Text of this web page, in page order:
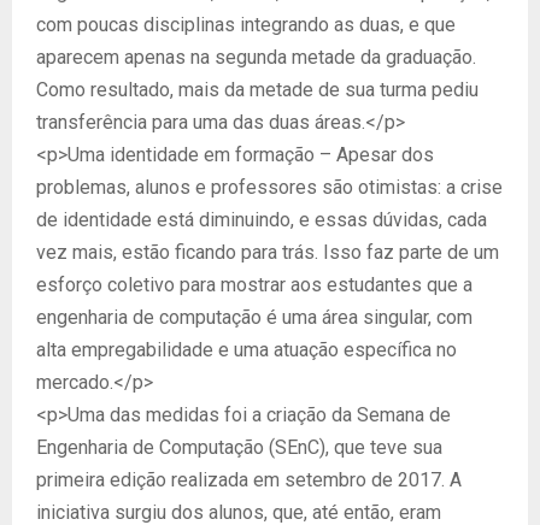
com poucas disciplinas integrando as duas, e que
aparecem apenas na segunda metade da graduação.
Como resultado, mais da metade de sua turma pediu
transferência para uma das duas áreas.</p>
<p>Uma identidade em formação – Apesar dos
problemas, alunos e professores são otimistas: a crise
de identidade está diminuindo, e essas dúvidas, cada
vez mais, estão ficando para trás. Isso faz parte de um
esforço coletivo para mostrar aos estudantes que a
engenharia de computação é uma área singular, com
alta empregabilidade e uma atuação específica no
mercado.</p>
<p>Uma das medidas foi a criação da Semana de
Engenharia de Computação (SEnC), que teve sua
primeira edição realizada em setembro de 2017. A
iniciativa surgiu dos alunos, que, até então, eram